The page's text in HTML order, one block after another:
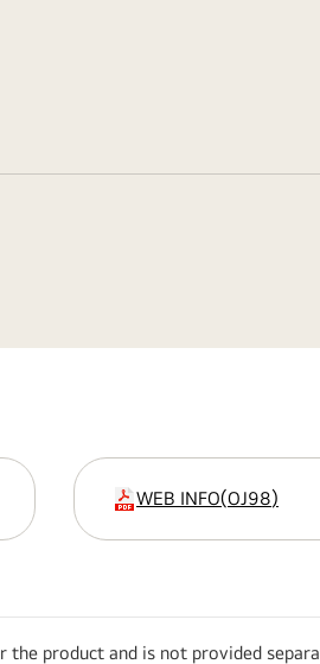
Erweiterung
WEB INFO(OJ98)
product and is not provided